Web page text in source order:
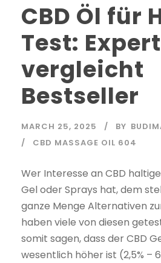
CBD Öl für
Test:
vergleicht
Bestseller
MARCH 25, 2025 BY
CBD MASSAGE OIL 604
Wer Interesse an CBD
Gel oder Sprays hat, dem
ganze Menge Alternativen
haben viele von diesen
somit sagen, dass der CBD
wesentlich höher ist (2,5% –